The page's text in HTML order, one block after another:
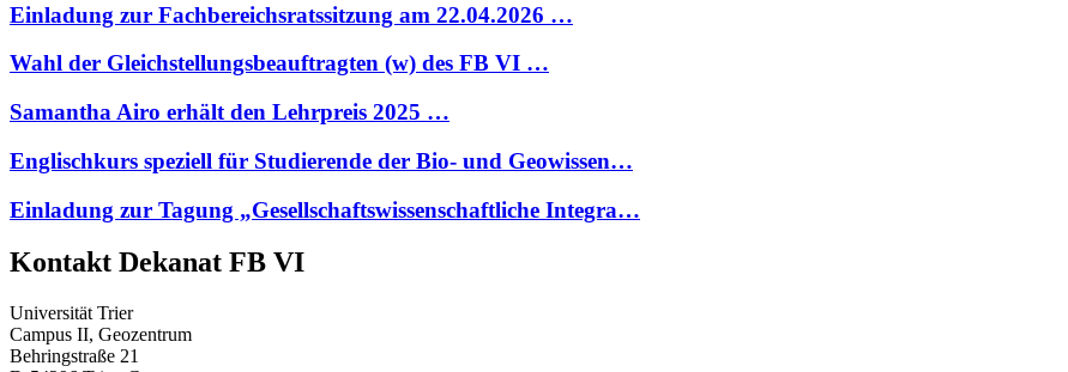
Einladung zur Fachbereichsratssitzung am 22.04.2026 …
Wahl der Gleichstellungsbeauftragten (w) des FB VI …
Samantha Airo erhält den Lehrpreis 2025 …
Englischkurs speziell für Studierende der Bio- und Geowissen…
Einladung zur Tagung „Gesellschaftswissenschaftliche Integra…
Kontakt Dekanat FB VI
Universität Trier
Campus II, Geozentrum
Behringstraße 21